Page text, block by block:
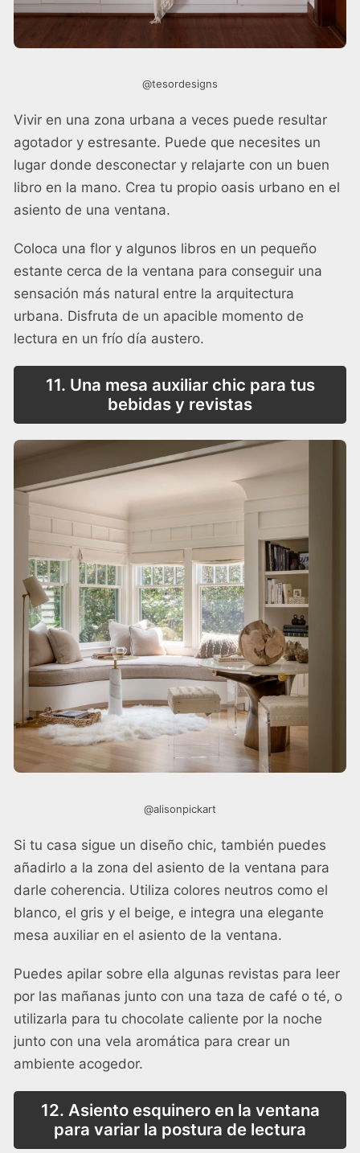
@tesordesigns
Vivir en una zona urbana a veces puede resultar
agotador y estresante. Puede que necesites un
lugar donde desconectar y relajarte con un buen
libro en la mano. Crea tu propio oasis urbano en el
asiento de una ventana.
Coloca una flor y algunos libros en un pequeño
estante cerca de la ventana para conseguir una
sensación más natural entre la arquitectura
urbana. Disfruta de un apacible momento de
lectura en un frío día austero.
11. Una mesa auxiliar chic para tus
bebidas y revistas
@alisonpickart
Si tu casa sigue un diseño chic, también puedes
añadirlo a la zona del asiento de la ventana para
darle coherencia. Utiliza colores neutros como el
blanco, el gris y el beige, e integra una elegante
mesa auxiliar en el asiento de la ventana.
Puedes apilar sobre ella algunas revistas para leer
por las mañanas junto con una taza de café o té, o
utilizarla para tu chocolate caliente por la noche
junto con una vela aromática para crear un
ambiente acogedor.
12. Asiento esquinero en la ventana
para variar la postura de lectura